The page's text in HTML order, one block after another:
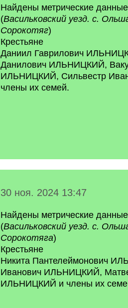
Найдены метрические
(Васильковский уезд. с.
Сорокотяг)
Крестьяне
Даниил Гаврилович
Данилович ИЛЬНИЦКИЙ,
ИЛЬНИЦКИЙ, Сильвестр
члены их семей.
30 ноя. 2024 13:47
Найдены метрические
(Васильковский уезд. с.
Сорокотяга)
Крестьяне
Никита Пантелеймонович
Иванович ИЛЬНИЦКИЙ,
ИЛЬНИЦКИЙ и члены их